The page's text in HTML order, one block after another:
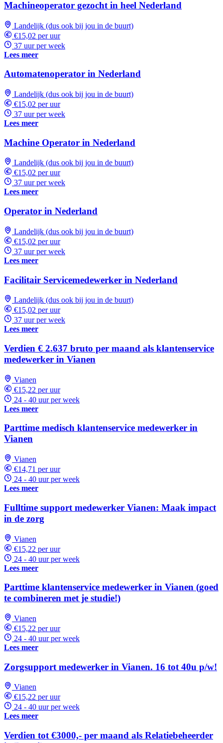
Machineoperator gezocht in heel Nederland
Landelijk (dus ook bij jou in de buurt)
€15,02 per uur
37 uur per week
Lees meer
Automatenoperator in Nederland
Landelijk (dus ook bij jou in de buurt)
€15,02 per uur
37 uur per week
Lees meer
Machine Operator in Nederland
Landelijk (dus ook bij jou in de buurt)
€15,02 per uur
37 uur per week
Lees meer
Operator in Nederland
Landelijk (dus ook bij jou in de buurt)
€15,02 per uur
37 uur per week
Lees meer
Facilitair Servicemedewerker in Nederland
Landelijk (dus ook bij jou in de buurt)
€15,02 per uur
37 uur per week
Lees meer
Verdien € 2.637 bruto per maand als klantenservice
medewerker in Vianen
Vianen
€15,22 per uur
24 - 40 uur per week
Lees meer
Parttime medisch klantenservice medewerker in
Vianen
Vianen
€14,71 per uur
24 - 40 uur per week
Lees meer
Fulltime support medewerker Vianen: Maak impact
in de zorg
Vianen
€15,22 per uur
24 - 40 uur per week
Lees meer
Parttime klantenservice medewerker in Vianen (goed
te combineren met je studie!)
Vianen
€15,22 per uur
24 - 40 uur per week
Lees meer
Zorgsupport medewerker in Vianen. 16 tot 40u p/w!
Vianen
€15,22 per uur
24 - 40 uur per week
Lees meer
Verdien tot €3000,- per maand als Relatiebeheerder